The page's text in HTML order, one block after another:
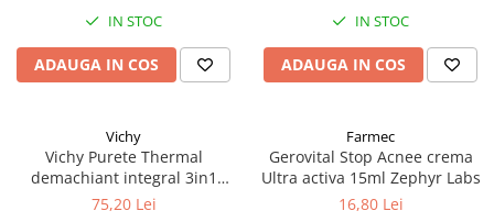
IN STOC
ADAUGA IN COS
IN STOC
ADAUGA IN COS
Vichy
Vichy Purete Thermal
demachiant integral 3in1
200ml Zephyr Labs
75,20 Lei
Farmec
Gerovital Stop Acnee crema
Ultra activa 15ml Zephyr Labs
16,80 Lei